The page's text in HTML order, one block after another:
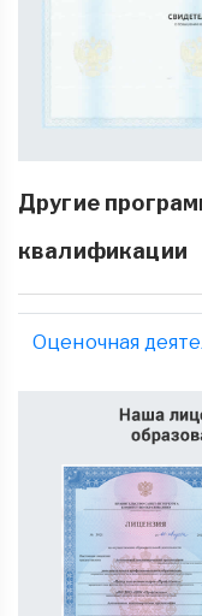
Другие
квалификации
Оценочная